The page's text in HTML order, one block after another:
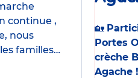
continue ,
nous
familles
🏡
Portes
crèche
Agache !